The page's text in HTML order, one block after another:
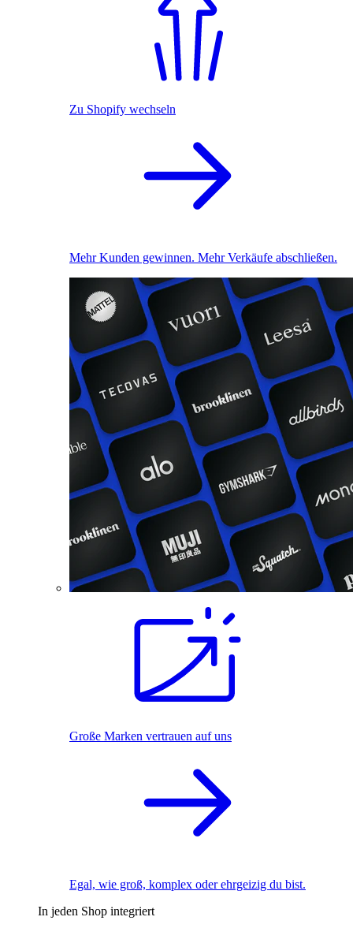
Zu Shopify wechseln
Mehr Kunden gewinnen. Mehr Verkäufe abschließen.
Große Marken vertrauen auf uns
Egal, wie groß, komplex oder ehrgeizig du bist.
In jeden Shop integriert